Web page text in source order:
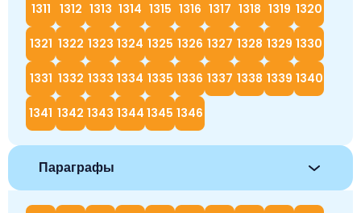
1311 1312 1313 1314 1315 1316 1317 1318 1319 1320
1321 1322 1323 1324 1325 1326 1327 1328 1329 1330
1331 1332 1333 1334 1335 1336 1337 1338 1339 1340
1341 1342 1343 1344 1345 1346
Параграфы